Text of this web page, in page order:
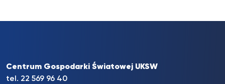
Centrum Gospodarki Światowej UKSW
tel. 22 569 96 40